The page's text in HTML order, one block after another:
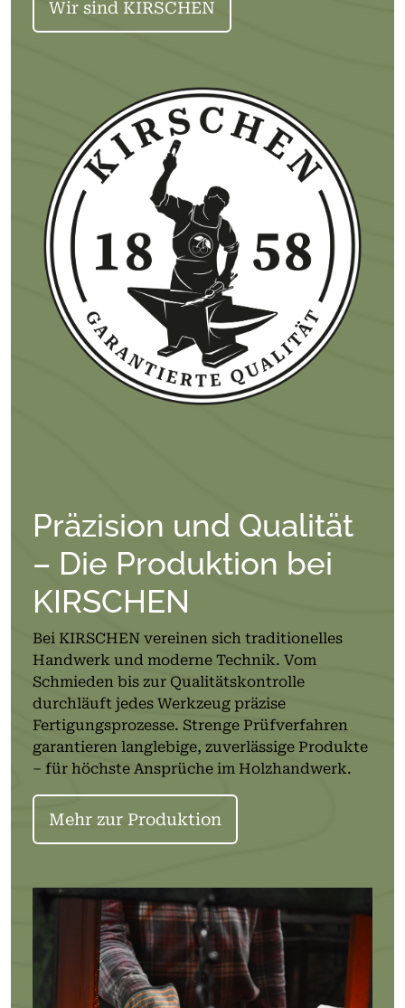
Wir sind KIRSCHEN
Präzision und Qualität
– Die Produktion bei
KIRSCHEN
Bei KIRSCHEN vereinen sich traditionelles
Handwerk und moderne Technik. Vom
Schmieden bis zur Qualitätskontrolle
durchläuft jedes Werkzeug präzise
Fertigungsprozesse. Strenge Prüfverfahren
garantieren langlebige, zuverlässige Produkte
– für höchste Ansprüche im Holzhandwerk.
Mehr zur Produktion